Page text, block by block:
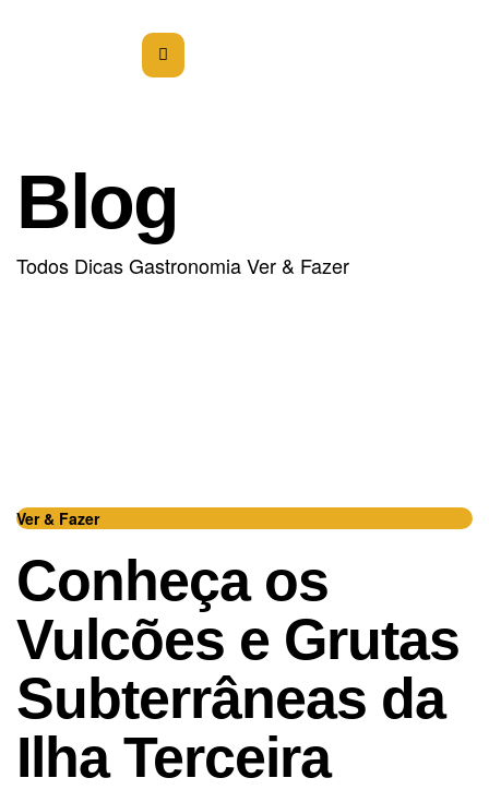
Blog
Todos DicasGastronomiaVer & Fazer
Ver & Fazer
Conheça os
Vulcões e Grutas
Subterrâneas da
Ilha Terceira